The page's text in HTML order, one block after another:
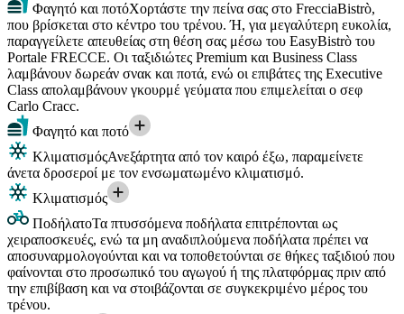
Φαγητό και ποτόΧορτάστε την πείνα σας στο FrecciaBistrò,
που βρίσκεται στο κέντρο του τρένου. Ή, για μεγαλύτερη ευκολία,
παραγγείλετε απευθείας στη θέση σας μέσω του EasyBistrò του
Portale FRECCE. Οι ταξιδιώτες Premium και Business Class
λαμβάνουν δωρεάν σνακ και ποτά, ενώ οι επιβάτες της Executive
Class απολαμβάνουν γκουρμέ γεύματα που επιμελείται ο σεφ
Carlo Cracc.
Φαγητό και ποτό
ΚλιματισμόςΑνεξάρτητα από τον καιρό έξω, παραμείνετε
άνετα δροσεροί με τον ενσωματωμένο κλιματισμό.
Κλιματισμός
ΠοδήλατοΤα πτυσσόμενα ποδήλατα επιτρέπονται ως
χειραποσκευές, ενώ τα μη αναδιπλούμενα ποδήλατα πρέπει να
αποσυναρμολογούνται και να τοποθετούνται σε θήκες ταξιδιού που
φαίνονται στο προσωπικό του αγωγού ή της πλατφόρμας πριν από
την επιβίβαση και να στοιβάζονται σε συγκεκριμένο μέρος του
τρένου.